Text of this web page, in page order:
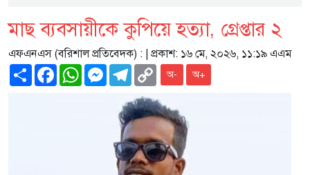
মাছ ব্যবসায়ীকে কুপিয়ে হত্যা, গ্রেপ্তার ২
এফএনএস (বরিশাল প্রতিবেদক) : | প্রকাশ: ১৬ মে, ২০২৬, ১১:১৯ এএম
ShareFacebookWhatsAppMessenger
Telegram
Copy
Link
অ- অ+